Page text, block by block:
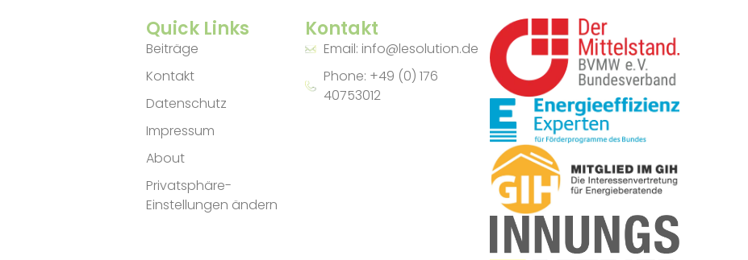
Quick Links
Beiträge
Kontakt
Datenschutz
Impressum
About
Privatsphäre-
Einstellungen ändern
Kontakt
Email: info@lesolution.de
Phone: +49 (0) 176
40753012